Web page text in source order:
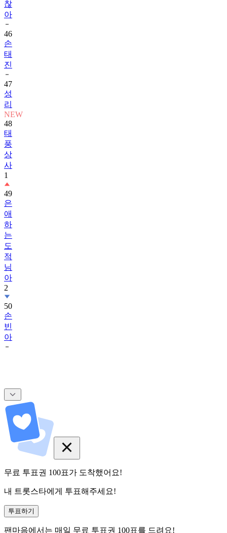
찮
아
46
손
태
진
47
성
리
NEW
48
태
풍
상
사
1
49
은
애
하
는
도
적
님
아
2
50
손
빈
아
무료 투표권 100표가 도착했어요!
내 트롯스타에게 투표해주세요!
투표하기
팬마음에서는 매일 무료 투표권 100표를 드려요!